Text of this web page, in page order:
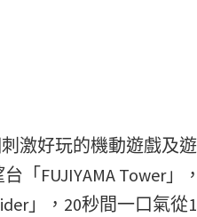
激好玩的機動遊戲及
「FUJIYAMA Tower」
」，20秒間一口氣從